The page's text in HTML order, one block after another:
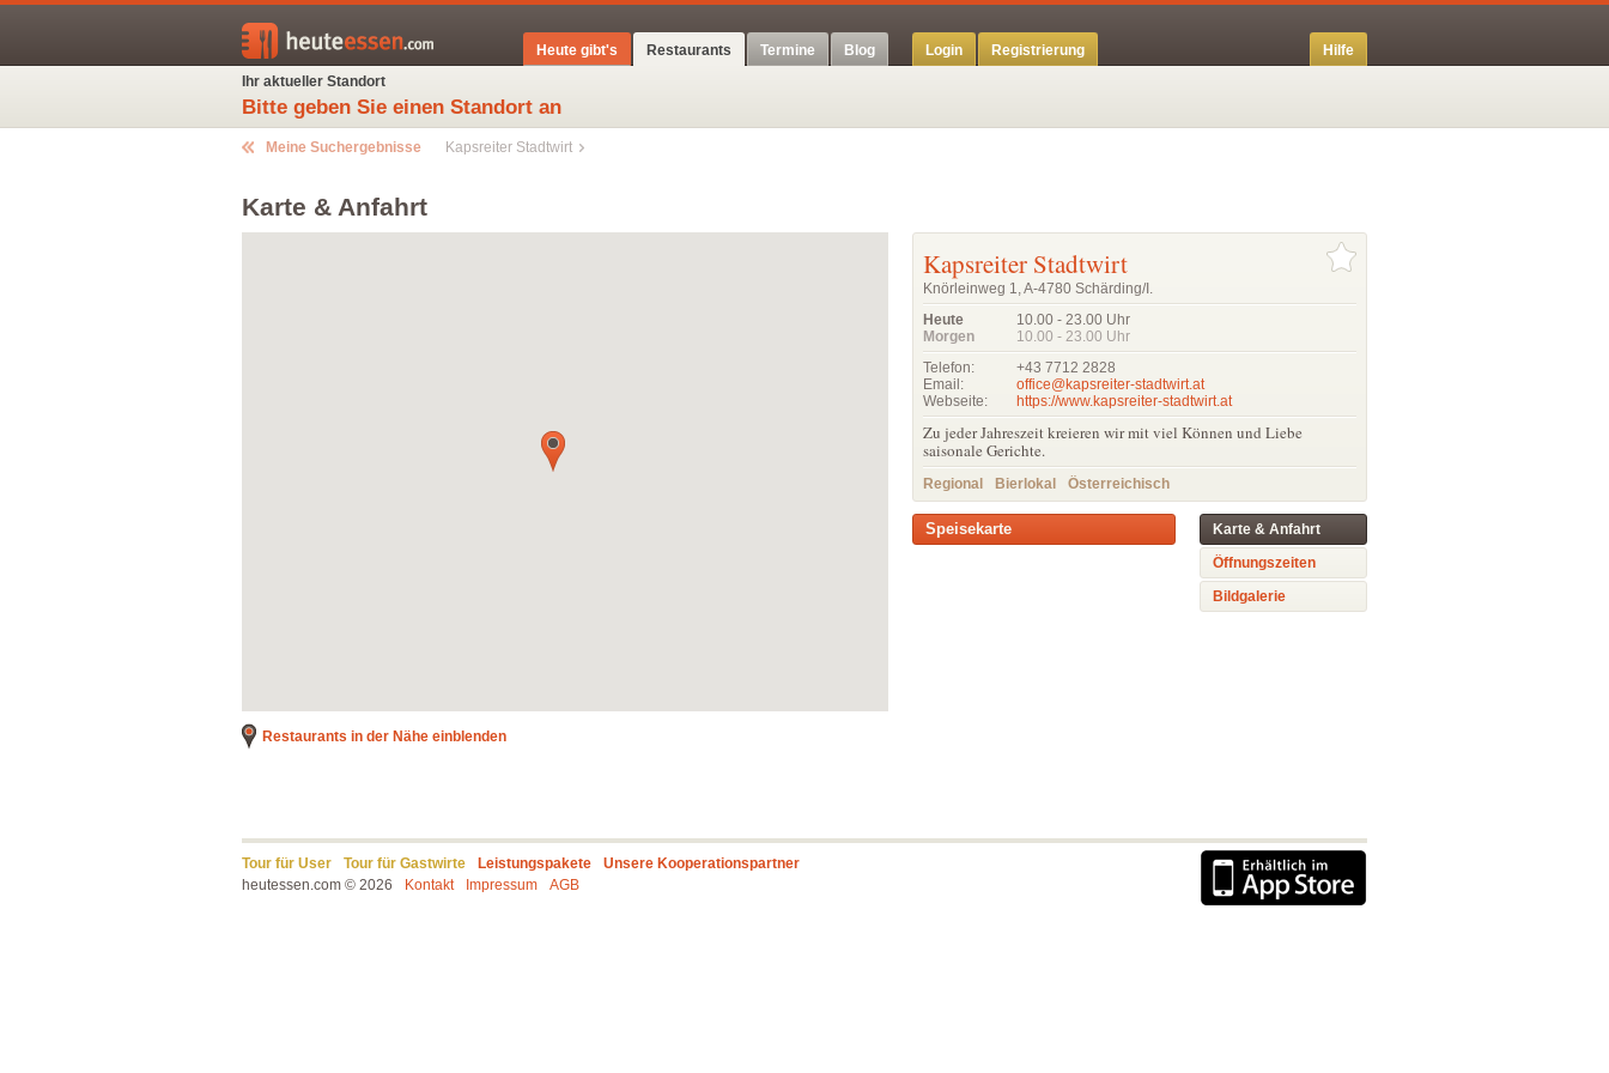
Blog
Termine
Restaurants
Heute gibt's Login Registrierung
Hilfe
Ihr aktueller Standort
Bitte geben Sie einen Standort an
Meine Suchergebnisse Kapsreiter Stadtwirt
Karte & Anfahrt
Restaurants in der Nähe einblenden
Kapsreiter Stadtwirt
Knörleinweg 1, A-4780 Schärding/I.
Heute
Morgen
10.00 - 23.00 Uhr
10.00 - 23.00 Uhr
Telefon:
+43 7712 2828
Email:
office@kapsreiter-stadtwirt.at
Webseite:
https://www.kapsreiter-stadtwirt.at
Zu jeder Jahreszeit kreieren wir mit viel Können und Liebe
saisonale Gerichte.
Regional Bierlokal Österreichisch
Speisekarte
Karte & Anfahrt
Öffnungszeiten
Bildgalerie
Tour für User Tour für Gastwirte Leistungspakete
Unsere Kooperationspartner
heutessen.com © 2026
Kontakt Impressum AGB